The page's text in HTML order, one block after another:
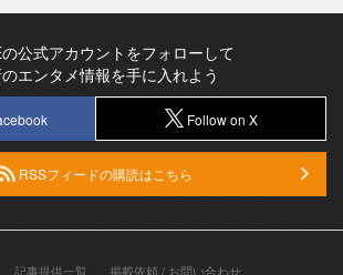
公式アカウントをフォローして
エンタメ情報を手に入れよう
Follow on X
RSSフィードの購読はこちら
記事提供一覧 掲載依頼 / お問い合わせ